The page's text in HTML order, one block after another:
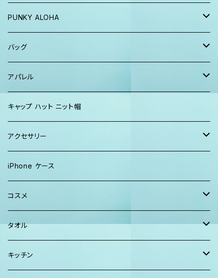
半袖シャツ
ショーツ、短パン
パーカー、スウェット
iPhoneケース
その他
タオル
おくるみ&スタイ ギフト
マスク
ガウン&帽子セット
PUNKY ALOHA
トートバッグ・ポーチ
ハンカチタオル
ワンピース
バッグ
ポーチ
巾着バッグ
トートバッグ
2WAYバッグ
マルシェバッグ
ボストンバッグ
ショルダー
アパレル
キッズ
キャップ
Tシャツ
レディース
ソックス
マキシワンピ、スカート
メンズ
Tシャツ ロンT
カジュアルシャツ
キャップ ハット ニット帽
アクセサリー
Lani Hawaii Jewelry
Foterra Jewelry
AHolic Handmade
vividy
iPhone ケース
コスメ
BLOSSOM
KULA HERBS
タオル
スマーフ
キッチン